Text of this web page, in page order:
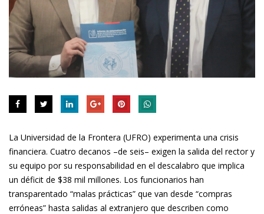
La Universidad de la Frontera (UFRO) experimenta una crisis
financiera. Cuatro decanos –de seis– exigen la salida del rector y
su equipo por su responsabilidad en el descalabro que implica
un déficit de $38 mil millones. Los funcionarios han
transparentado “malas prácticas” que van desde “compras
erróneas” hasta salidas al extranjero que describen como